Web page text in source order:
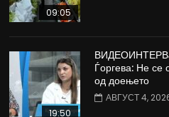
ЈУЛИ 31, 2026
0
1.3K
09:05
19:50
Ѓоргева: Не се
од доењето
АВГУСТ 4,